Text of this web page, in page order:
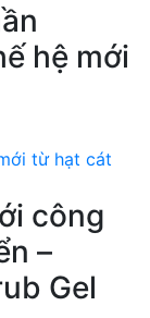
hệ mới
công
–
Gel